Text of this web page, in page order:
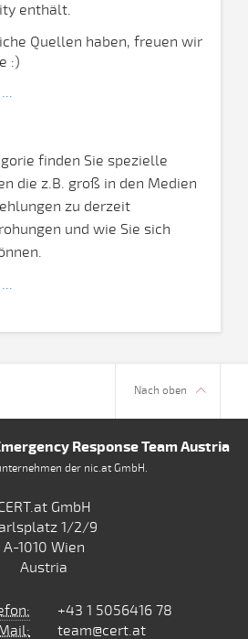
enthält.
Quellen haben, freuen wir
:)
finden Sie spezielle
die z.B. groß in den Medien
zu derzeit
und wie Sie sich
Nach oben
Response Team Austria
der nic.at GmbH.
GmbH
1/2/9
A-1010 Wien
Austria
+43 1 5056416 78
team@cert.at